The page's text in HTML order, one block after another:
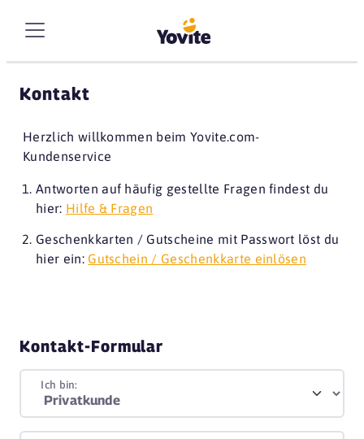
Kontakt
Herzlich willkommen beim Yovite.com-
Kundenservice
Antworten auf häufig gestellte Fragen findest du
hier: Hilfe & Fragen
Geschenkkarten / Gutscheine mit Passwort löst du
hier ein: Gutschein / Geschenkkarte einlösen
Kontakt-Formular
Ich bin: